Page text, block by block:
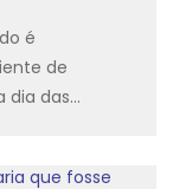
é
de
dia das